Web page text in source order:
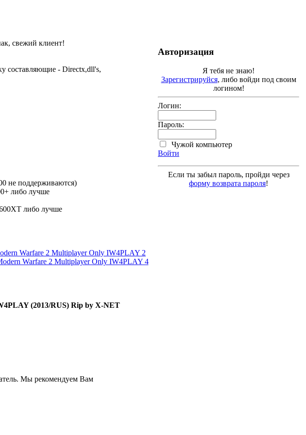
свежий клиент!
составляющие - Directx,dll's,
не поддерживаются)
либо лучше
либо лучше
(2013/RUS) Rip by X-NET
Мы рекомендуем Вам
Авторизация
Я тебя не знаю!
Зарегистрируйся, либо войди под своим
логином!
Логин:
Пароль:
Чужой компьютер
Войти
Если ты забыл пароль, пройди через
форму возврата пароля!